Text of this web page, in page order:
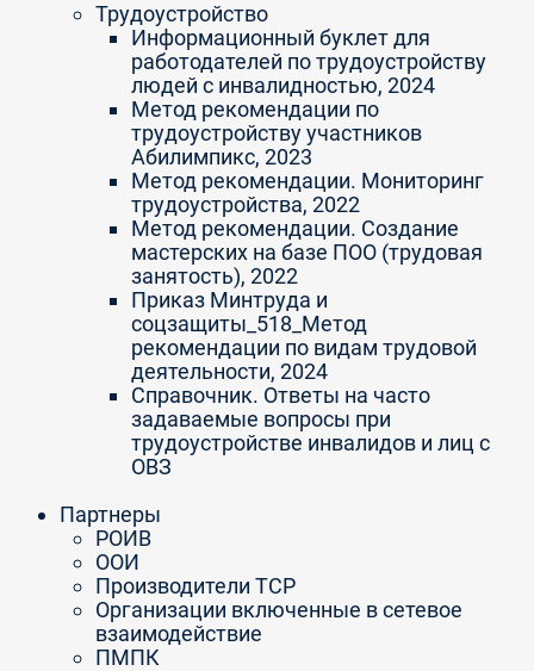
Трудоустройство
Информационный буклет для
работодателей по трудоустройству
людей с инвалидностью, 2024
Метод рекомендации по
трудоустройству участников
Абилимпикс, 2023
Метод рекомендации. Мониторинг
трудоустройства, 2022
Метод рекомендации. Создание
мастерских на базе ПОО (трудовая
занятость), 2022
Приказ Минтруда и
соцзащиты_518_Метод
рекомендации по видам трудовой
деятельности, 2024
Справочник. Ответы на часто
задаваемые вопросы при
трудоустройстве инвалидов и лиц с
ОВЗ
Партнеры
РОИВ
ООИ
Производители ТСР
Организации включенные в сетевое
взаимодействие
ПМПК